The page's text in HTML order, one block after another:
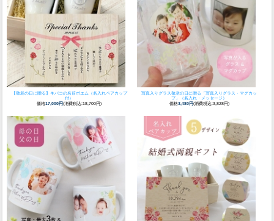
【敬老の日に贈る】キバコの名前ポエム（名入れペアカップ
付）
価格17,000円(消費税込:18,700円)
写真入りグラス敬老の日に贈る「写真入りグラス・マグカッ
プ」（名入れ・メッセージ）
価格3,480円(消費税込:3,828円)